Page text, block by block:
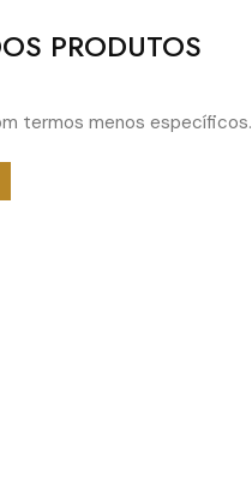
PRODUTOS
termos menos específicos.